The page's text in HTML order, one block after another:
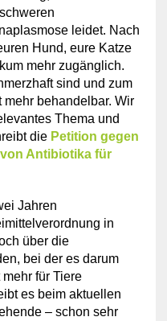
leidet. Nach
Hund, eure Katze
mehr zugänglich.
sind und zum
behandelbar. Wir
Thema und
die Petition gegen
Antibiotika für
Jahren
in
über die
bei der es darum
für Tiere
es beim aktuellen
– schon sehr